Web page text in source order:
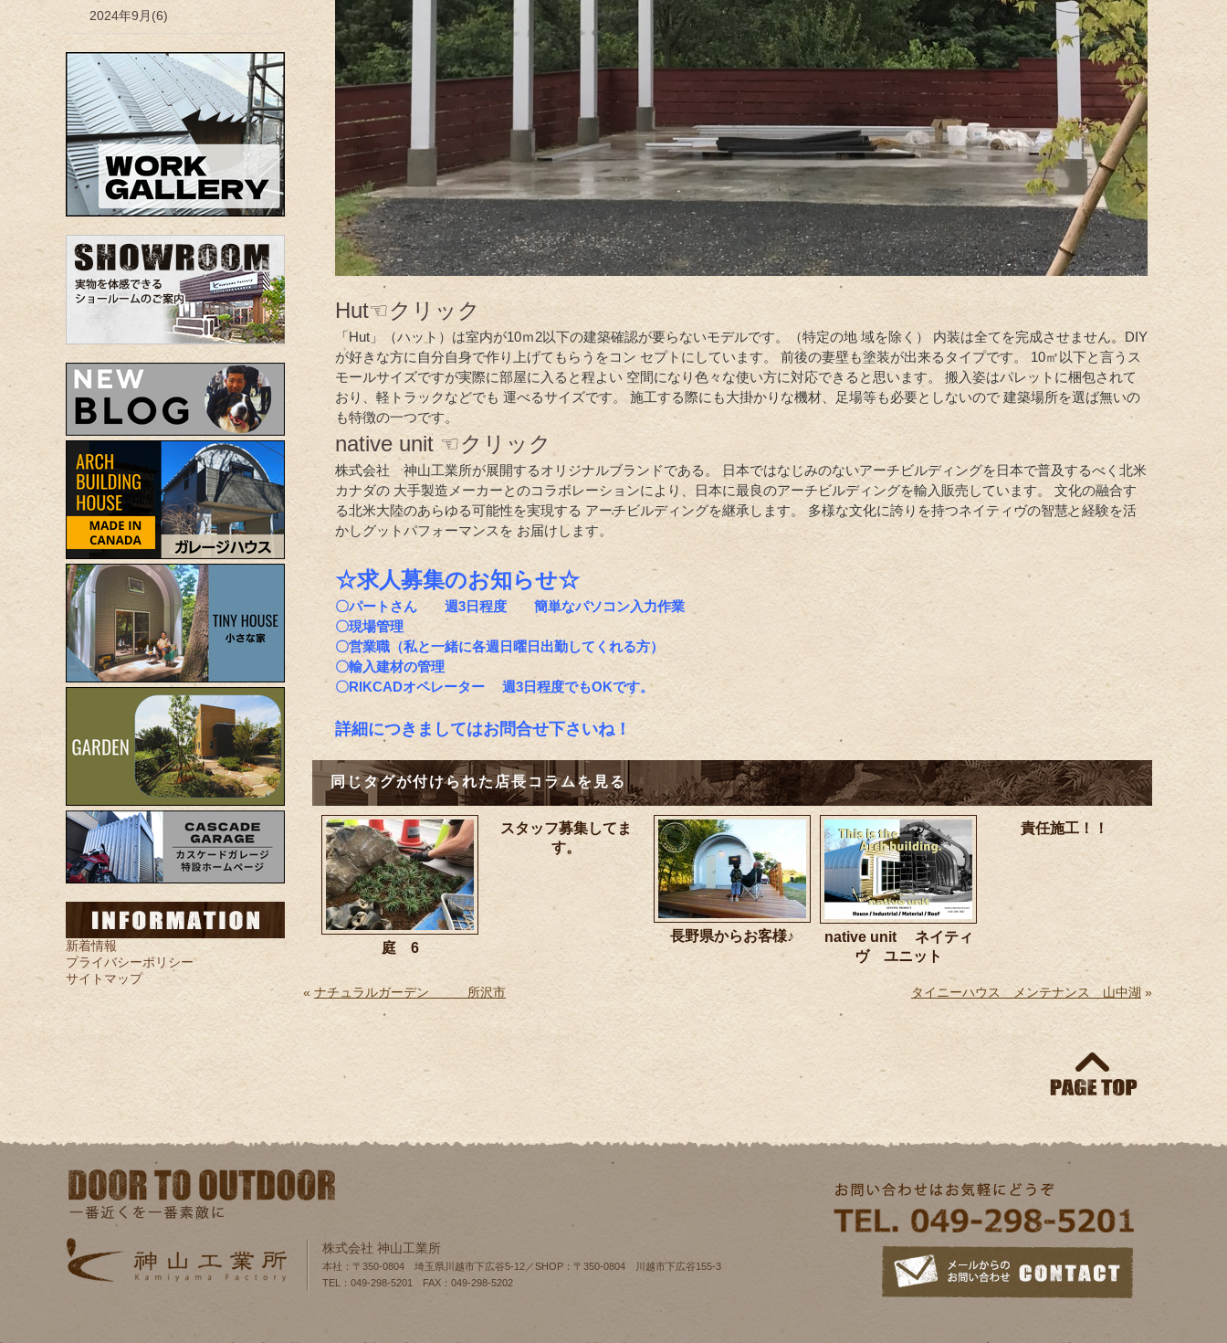
Hut☜クリック
「Hut」（ハット）は室内が10ｍ2以下の建築確認が要らないモデルです。（特定の地 域を除く） 内装は全てを完成させません。DIY
が好きな方に自分自身で作り上げてもらうをコン セプトにしています。 前後の妻壁も塗装が出来るタイプです。 10㎡以下と言うス
モールサイズですが実際に部屋に入ると程よい 空間になり色々な使い方に対応できると思います。 搬入姿はパレットに梱包されて
おり、軽トラックなどでも 運べるサイズです。 施工する際にも大掛かりな機材、足場等も必要としないので 建築場所を選ば無いの
も特徴の一つです。
native unit ☜クリック
株式会社 神山工業所が展開するオリジナルブランドである。 日本ではなじみのないアーチビルディングを日本で普及するべく北米
カナダの 大手製造メーカーとのコラボレーションにより、日本に最良のアーチビルディングを輸入販売しています。 文化の融合す
る北米大陸のあらゆる可能性を実現する アーチビルディングを継承します。 多様な文化に誇りを持つネイティヴの智慧と経験を活
かしグットパフォーマンスを お届けします。
☆求人募集のお知らせ☆
〇パートさん 週3日程度 簡単なパソコン入力作業
〇現場管理
〇営業職（私と一緒に各週日曜日出勤してくれる方）
〇輸入建材の管理
〇RIKCADオペレーター 週3日程度でもOKです。
詳細につきましてはお問合せ下さいね！
同じタグが付けられた店長コラムを見る
庭 6
スタッフ募集してま
す。
長野県からお客様♪
native unit ネイティ
ヴ ユニット
責任施工！！
«ナチュラルガーデン 所沢市 タイニーハウス メンテナンス 山中湖 »
2024年9月(6)
新着情報
プライバシーポリシー
サイトマップ
株式会社 神山工業所
本社：〒350-0804 埼玉県川越市下広谷5-12／SHOP：〒350-0804 川越市下広谷155‐3
TEL：049-298-5201 FAX：049-298-5202